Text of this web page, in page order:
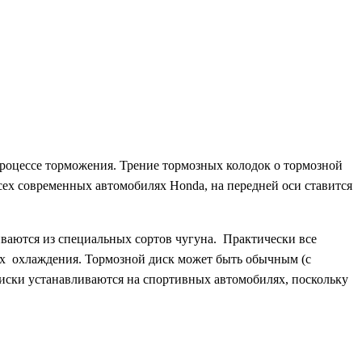
торможения. Трение тормозных колодок о тормозной
современных автомобилях Honda, на передней оси ставится
из специальных сортов чугуна. Практически все
охлаждения. Тормозной диск может быть обычным (с
устанавливаются на спортивных автомобилях, поскольку